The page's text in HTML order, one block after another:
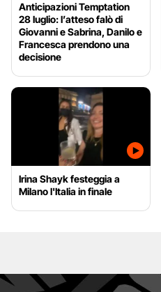
Anticipazioni Temptation
28 luglio: l’atteso falò di
Giovanni e Sabrina, Danilo e
Francesca prendono una
decisione
Irina Shayk festeggia a
Milano l'Italia in finale